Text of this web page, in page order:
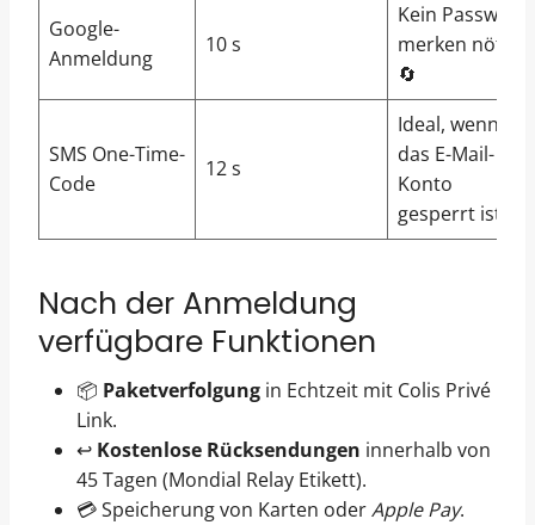
Google-
Anmeldung
10 s
Kein Passwort
merken nötig
🔄
SMS One-Time-
Code
12 s
Ideal, wenn
das E-Mail-
Konto
gesperrt ist 📱
Nach der Anmeldung
verfügbare Funktionen
📦 Paketverfolgung in Echtzeit mit Colis Privé
Link.
↩️ Kostenlose Rücksendungen innerhalb von
45 Tagen (Mondial Relay Etikett).
💳 Speicherung von Karten oderApple Pay.